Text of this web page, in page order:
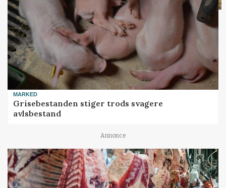
MARKED
Grisebestanden stiger trods svagere
avlsbestand
Annonce